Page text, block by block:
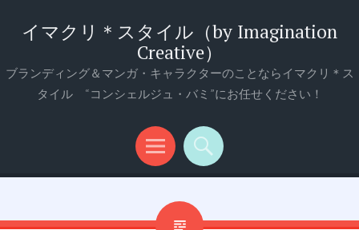
イマクリ＊スタイル（by Imagination
Creative）
ブランディング＆マンガ・キャラクターのことならイマクリ＊ス
タイル “コンシェルジュ・バミ”にお任せください！
メ
ュ
検